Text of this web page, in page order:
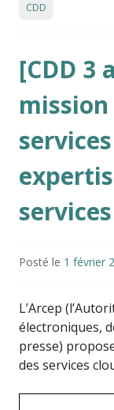
CDD
[CDD 3
Posté le 1 février
L’Arcep
électroniques,
presse)
des services